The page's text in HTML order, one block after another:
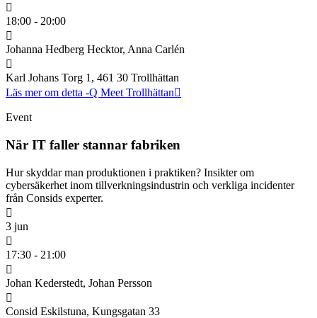
18:00 - 20:00
Johanna Hedberg Hecktor, Anna Carlén
Karl Johans Torg 1, 461 30 Trollhättan
Läs mer om detta -Q Meet Trollhättan
Event
När IT faller stannar fabriken
Hur skyddar man produktionen i praktiken? Insikter om
cybersäkerhet inom tillverkningsindustrin och verkliga incidenter
från Consids experter.
3 jun
17:30 - 21:00
Johan Kederstedt, Johan Persson
Consid Eskilstuna, Kungsgatan 33